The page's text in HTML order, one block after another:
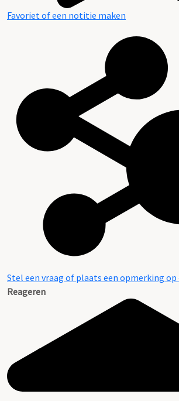
Favoriet of een notitie maken
Stel een vraag of plaats een opmerking
Reageren